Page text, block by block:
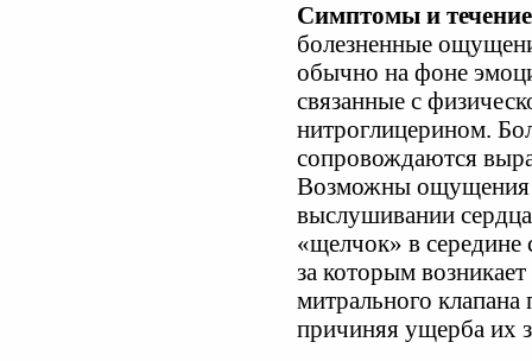
Симптомы и
болезненные
обычно на фоне
связанные с
нитроглицерином.
сопровождаются
Возможны ощущения
выслушивании
«щелчок» в середине
за которым
митрального клапана
причиняя ущерба их